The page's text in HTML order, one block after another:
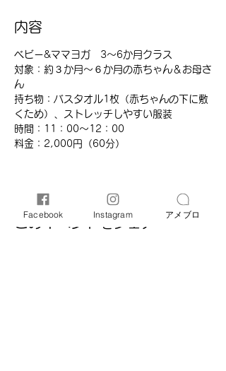
内容
ベビー&ママヨガ　3～6か月クラス
対象：約３か月～６か月の赤ちゃん＆お母さ
ん
持ち物：バスタオル1枚（赤ちゃんの下に敷
くため）、ストレッチしやすい服装
時間：11：00～12：00
​料金：2,000円（60分）​
このイベントをシェア
Facebook Instagram アメブロ